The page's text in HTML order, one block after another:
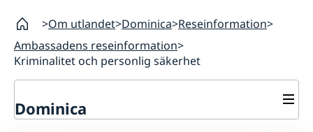
Om utlandet Dominica Reseinformation
Ambassadens reseinformation
Kriminalitet och personlig säkerhet
Dominica